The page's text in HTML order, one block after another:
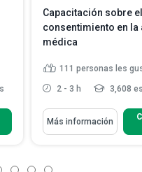
Capacitación sobre el
consentimiento en la
médica
111 personas les
2 - 3 h 3,608
Más información